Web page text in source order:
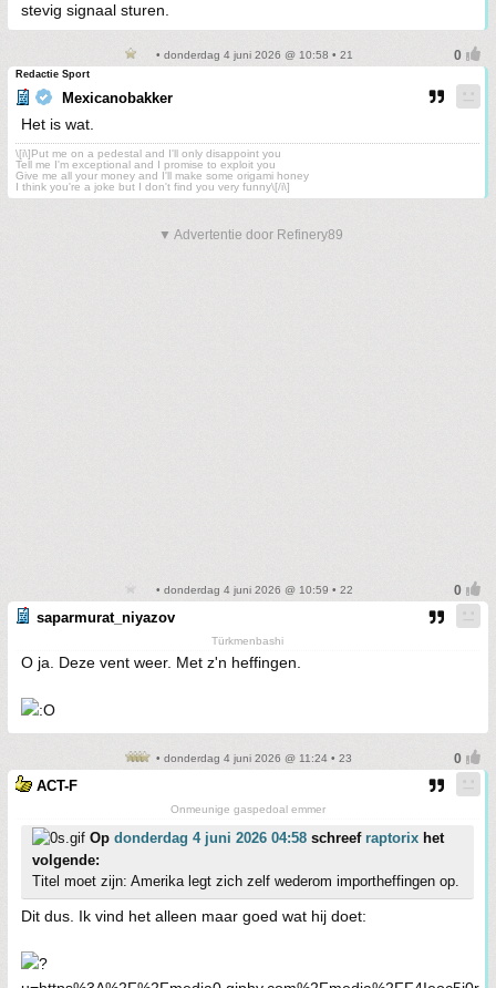
stevig signaal sturen.
• donderdag 4 juni 2026 @ 10:58 • 21
Redactie Sport
Mexicanobakker
Het is wat.
\[i\]Put me on a pedestal and I'll only disappoint you
Tell me I'm exceptional and I promise to exploit you
Give me all your money and I'll make some origami honey
I think you're a joke but I don't find you very funny\[/i\]
▼ Advertentie door Refinery89
• donderdag 4 juni 2026 @ 10:59 • 22
saparmurat_niyazov
Türkmenbashi
O ja. Deze vent weer. Met z'n heffingen.
• donderdag 4 juni 2026 @ 11:24 • 23
ACT-F
Onmeunige gaspedoal emmer
Op donderdag 4 juni 2026 04:58 schreef raptorix het
volgende:
Titel moet zijn: Amerika legt zich zelf wederom importheffingen op.
Dit dus. Ik vind het alleen maar goed wat hij doet: